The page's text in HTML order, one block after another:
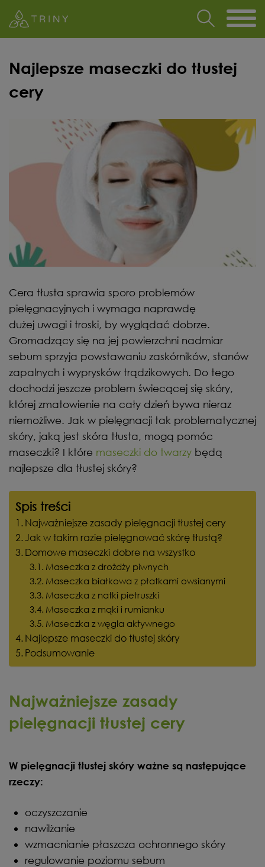
Najlepsze maseczki do tłustej
cery
Cera tłusta sprawia sporo problemów
pielęgnacyjnych i wymaga naprawdę
dużej uwagi i troski, by wyglądać dobrze.
Gromadzący się na jej powierzchni nadmiar
sebum sprzyja powstawaniu zaskórników, stanów
zapalnych i wyprysków trądzikowych. Do tego
dochodzi jeszcze problem świecącej się skóry,
której zmatowienie na cały dzień bywa nieraz
niemożliwe. Jak w pielęgnacji tak problematycznej
skóry, jaką jest skóra tłusta, mogą pomóc
maseczki? I które maseczki do twarzy będą
najlepsze dla tłustej skóry?
Spis treści
Najważniejsze zasady pielęgnacji tłustej cery
Jak w takim razie pielęgnować skórę tłustą?
Domowe maseczki dobre na wszystko
Maseczka z drożdży piwnych
Maseczka białkowa z płatkami owsianymi
Maseczka z natki pietruszki
Maseczka z mąki i rumianku
Maseczka z węgla aktywnego
Najlepsze maseczki do tłustej skóry
Podsumowanie
Najważniejsze zasady
pielęgnacji tłustej cery
W pielęgnacji tłustej skóry ważne są następujące
rzeczy:
oczyszczanie
nawilżanie
wzmacnianie płaszcza ochronnego skóry
regulowanie poziomu sebum